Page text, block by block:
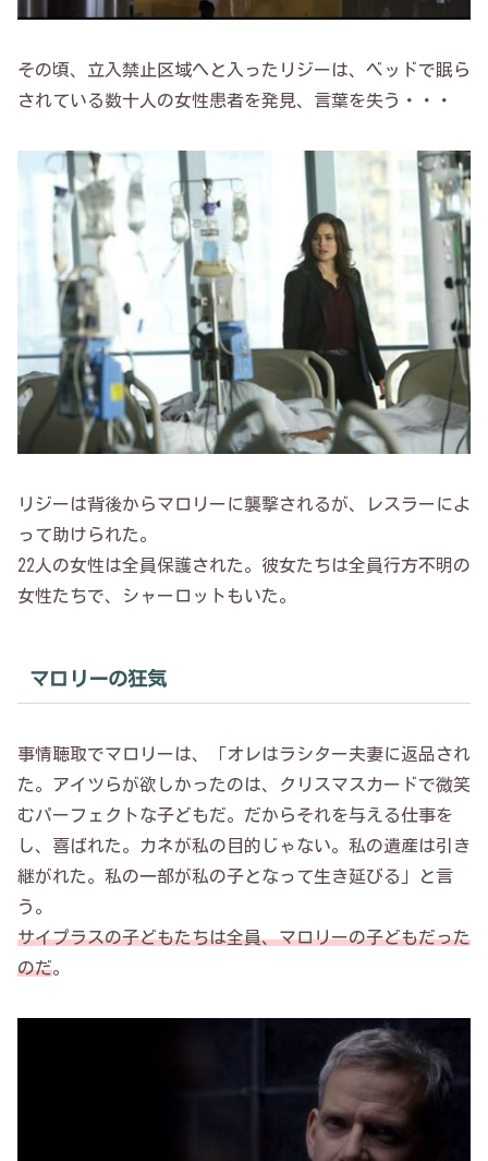
その頃、立入禁止区域へと入ったリジーは、ベッドで眠ら
されている数十人の女性患者を発見、言葉を失う・・・
リジーは背後からマロリーに襲撃されるが、レスラーによ
って助けられた。
22人の女性は全員保護された。彼女たちは全員行方不明の
女性たちで、シャーロットもいた。
マロリーの狂気
事情聴取でマロリーは、「オレはラシター夫妻に返品され
た。アイツらが欲しかったのは、クリスマスカードで微笑
むパーフェクトな子どもだ。だからそれを与える仕事を
し、喜ばれた。カネが私の目的じゃない。私の遺産は引き
継がれた。私の一部が私の子となって生き延びる」と言
う。
サイプラスの子どもたちは全員、マロリーの子どもだった
のだ。